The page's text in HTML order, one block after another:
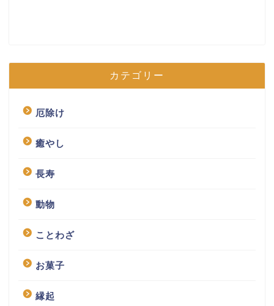
カテゴリー
厄除け
癒やし
長寿
動物
ことわざ
お菓子
縁起